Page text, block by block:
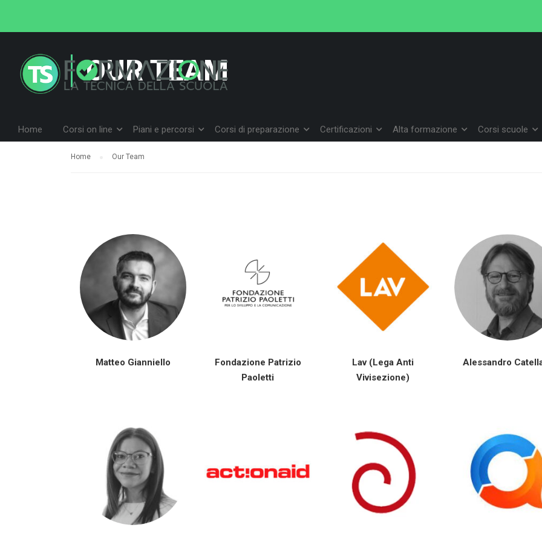
Home Corsi on line Piani e percorsi Corsi di preparazione Certificazioni Alta formazione Corsi scuole
OUR TEAM
Home Our Team
Matteo Gianniello
Fondazione Patrizio
Paoletti
Lav (Lega Anti
Vivisezione)
Alessandro